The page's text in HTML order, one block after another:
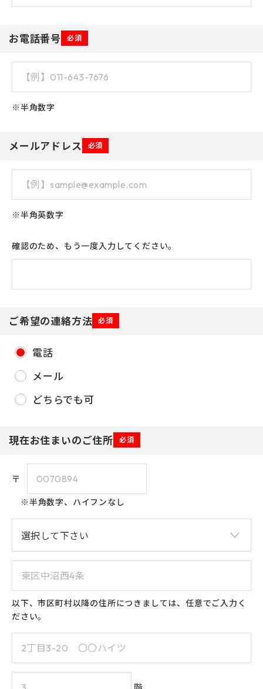
お電話番号 必須
※半角数字
メールアドレス 必須
※半角英数字
確認のため、もう一度入力してください。
ご希望の連絡方法 必須
電話
メール
どちらでも可
現在お住まいのご住所 必須
〒
※半角数字、ハイフンなし
以下、市区町村以降の住所につきましては、任意でご入力く
ださい。